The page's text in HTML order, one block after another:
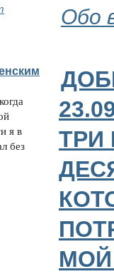
Обо
я в
без
ТРИ